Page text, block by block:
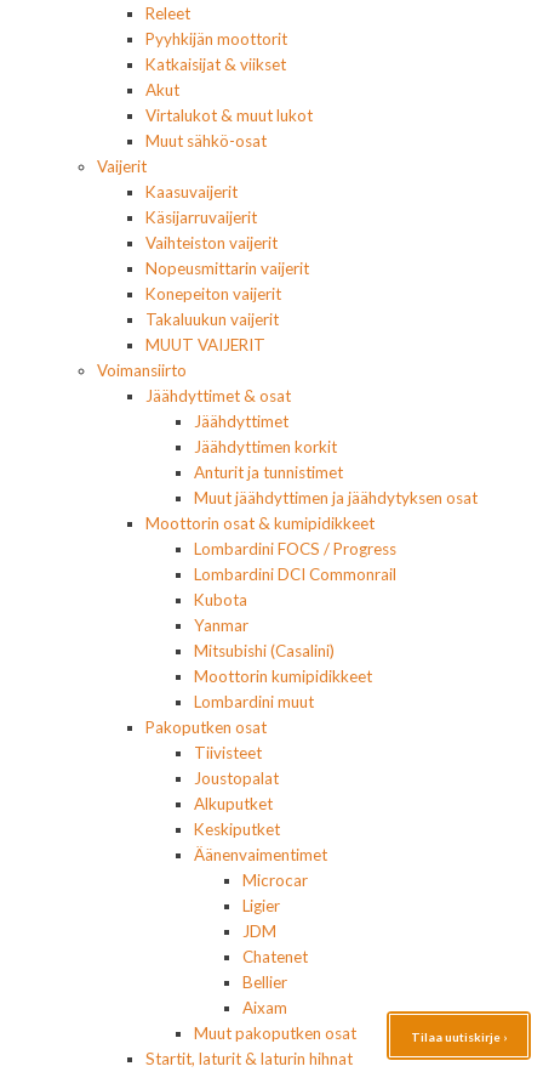
Releet
Pyyhkijän moottorit
Katkaisijat & viikset
Akut
Virtalukot & muut lukot
Muut sähkö-osat
Vaijerit
Kaasuvaijerit
Käsijarruvaijerit
Vaihteiston vaijerit
Nopeusmittarin vaijerit
Konepeiton vaijerit
Takaluukun vaijerit
MUUT VAIJERIT
Voimansiirto
Jäähdyttimet & osat
Jäähdyttimet
Jäähdyttimen korkit
Anturit ja tunnistimet
Muut jäähdyttimen ja jäähdytyksen osat
Moottorin osat & kumipidikkeet
Lombardini FOCS / Progress
Lombardini DCI Commonrail
Kubota
Yanmar
Mitsubishi (Casalini)
Moottorin kumipidikkeet
Lombardini muut
Pakoputken osat
Tiivisteet
Joustopalat
Alkuputket
Keskiputket
Äänenvaimentimet
Microcar
Ligier
JDM
Chatenet
Bellier
Aixam
Muut pakoputken osat
Startit, laturit & laturin hihnat
Tilaa uutiskirje ›